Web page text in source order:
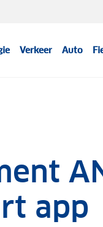
Verkeer Auto
app